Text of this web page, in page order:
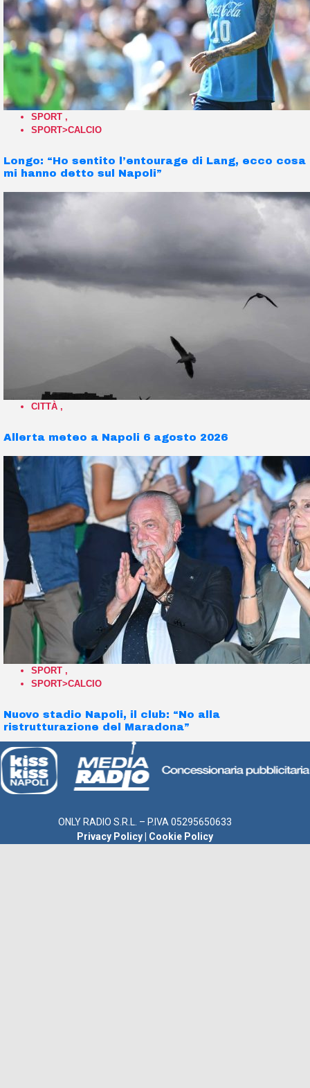
SPORT ,
SPORT>CALCIO
Longo: “Ho sentito l’entourage di Lang, ecco cosa
mi hanno detto sul Napoli”
CITTÀ ,
Allerta meteo a Napoli 6 agosto 2026
SPORT ,
SPORT>CALCIO
Nuovo stadio Napoli, il club: “No alla
ristrutturazione del Maradona”
ONLY RADIO S.R.L. – P.IVA 05295650633
Privacy Policy
Cookie Policy